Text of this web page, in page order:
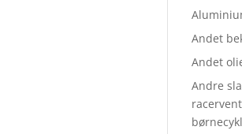
Andet
Andet
Andre